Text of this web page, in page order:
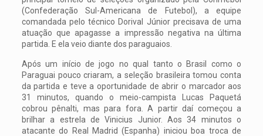
(Confederação Sul-Americana de Futebol), a equipe
comandada pelo técnico Dorival Júnior precisava de uma
atuação que apagasse a impressão negativa na última
partida. E ela veio diante dos paraguaios.
Após um início de jogo no qual tanto o Brasil como o
Paraguai pouco criaram, a seleção brasileira tomou conta
da partida e teve a oportunidade de abrir o marcador aos
31 minutos, quando o meio-campista Lucas Paquetá
cobrou pênalti, mas para fora. A partir daí começou a
brilhar a estrela de Vinicius Junior. Aos 34 minutos o
atacante do Real Madrid (Espanha) iniciou boa troca de